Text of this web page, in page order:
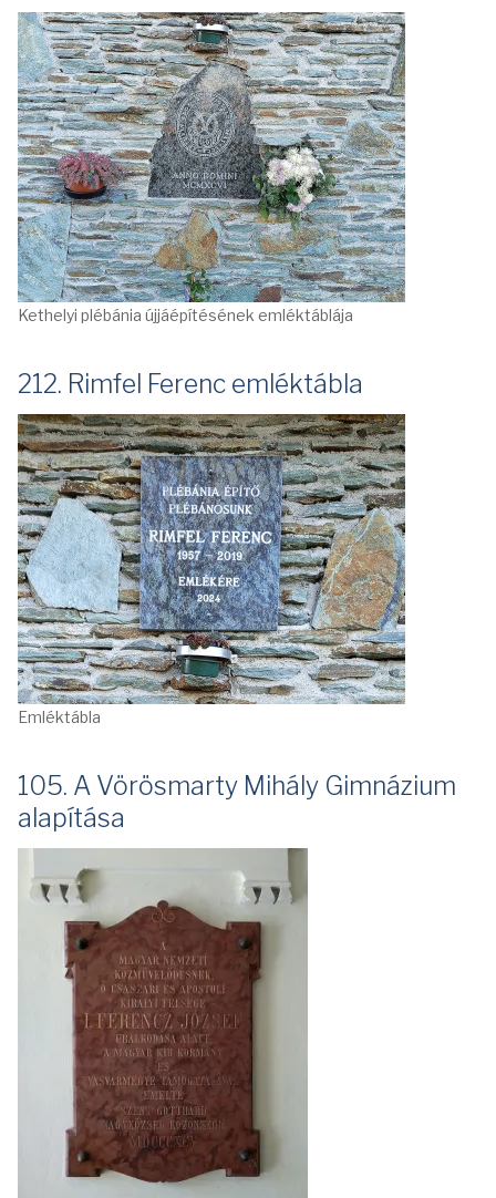
Kethelyi plébánia újjáépítésének emléktáblája
212. Rimfel Ferenc emléktábla
Emléktábla
105. A Vörösmarty Mihály Gimnázium
alapítása